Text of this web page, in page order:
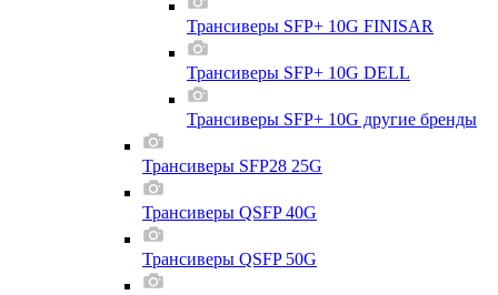
Трансиверы SFP+ 10G FINISAR
Трансиверы SFP+ 10G DELL
Трансиверы SFP+ 10G другие бренды
Трансиверы SFP28 25G
Трансиверы QSFP 40G
Трансиверы QSFP 50G